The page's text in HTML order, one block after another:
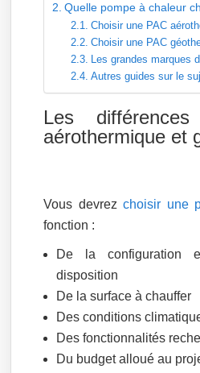
Quelle pompe à chaleur
Choisir une PAC
Choisir une PAC
Les grandes marques
Autres guides sur le
Les
aérothermique et
Vous devrezchoisir une
fonction :
De la
disposition
De la surface à chauffer
Des conditions
Des fonctionnalités
Du budget alloué au